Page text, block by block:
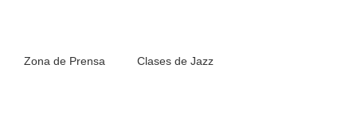
Zona de Prensa Clases de Jazz